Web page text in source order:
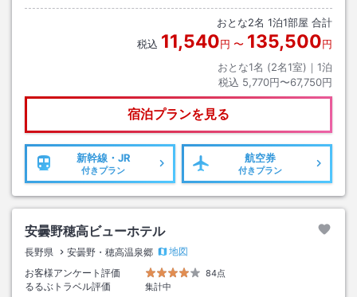
おとな2名 1泊1部屋 合計
税込 11,540円 〜 135,500円
おとな1名 (2名1室)｜ 1泊
税込 5,770円〜67,750円
宿泊プランを見る
新幹線・JR
付きプラン
航空券
付きプラン
安曇野穂高ビューホテル
長野県 安曇野・穂高温泉郷
地図
お客様アンケート評価
84点
るるぶトラベル評価
集計中